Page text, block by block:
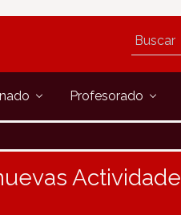
Profesorado